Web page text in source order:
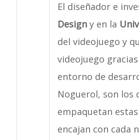
El diseñador e
Designy en la
del videojuego y
videojuego
entorno de
Noguerol, son los
empaquetan
encajan con cada